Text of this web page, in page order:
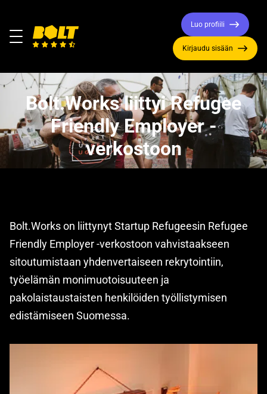
Valikko
etusivulle
Luo profiili
Kirjaudu sisään
Bolt.Works liittyi Refugee
Friendly Employer -
verkostoon
Bolt.Works on liittynyt Startup Refugeesin Refugee
Friendly Employer -verkostoon vahvistaakseen
sitoutumistaan yhdenvertaiseen rekrytointiin,
työelämän monimuotoisuuteen ja
pakolaistaustaisten henkilöiden työllistymisen
edistämiseen Suomessa.